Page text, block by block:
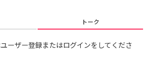
トーク
ーザー登録またはログインをしてくださ